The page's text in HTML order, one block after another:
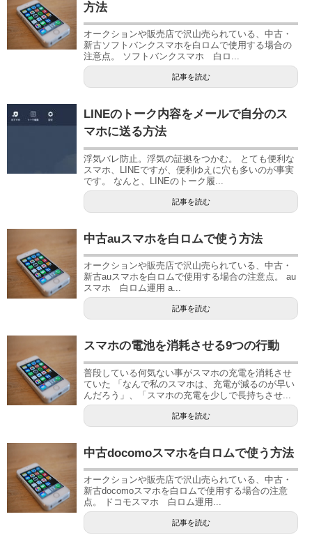
方法
オークションや販売店で沢山売られている、中古・
新古ソフトバンクスマホを白ロムで使用する場合の
注意点。 ソフトバンクスマホ 白ロ...
記事を読む
LINEのトーク内容をメールで自分のス
マホに送る方法
浮気バレ防止。浮気の証拠をつかむ。 とても便利な
スマホ、LINEですが、便利ゆえに穴も多いのが事実
です。 なんと、LINEのトーク履...
記事を読む
中古auスマホを白ロムで使う方法
オークションや販売店で沢山売られている、中古・
新古auスマホを白ロムで使用する場合の注意点。 au
スマホ 白ロム運用 a...
記事を読む
スマホの電池を消耗させる9つの行動
普段している何気ない事がスマホの充電を消耗させ
ていた 「なんで私のスマホは、充電が減るのが早い
んだろう」、「スマホの充電を少しで長持ちさせ...
記事を読む
中古docomoスマホを白ロムで使う方法
オークションや販売店で沢山売られている、中古・
新古docomoスマホを白ロムで使用する場合の注意
点。 ドコモスマホ 白ロム運用...
記事を読む